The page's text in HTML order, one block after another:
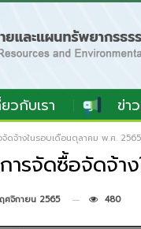
วกับเรา ข่า
ดจ้างในรอบเดือนตุลาคม พ.ศ. 2565
ารจัดซื้อจัดจ้
ศจิกายน 2565 480